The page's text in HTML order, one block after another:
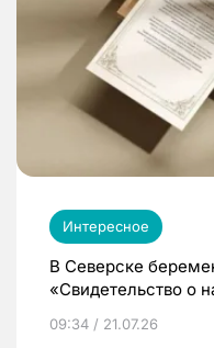
Интересное
В Северске
«Свидетельство о
09:34 / 21.07.26